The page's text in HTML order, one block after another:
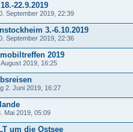
22.9.2019
September 2019, 22:39
3.-6.10.2019
September 2019, 22:36
2019
2019, 16:25
2. Juni 2019, 16:27
Mai 2019, 05:09
um die Ostsee